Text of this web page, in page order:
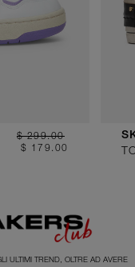
$ 299.00
$ 179.00
ULTIMI TREND, OLTRE AD AVERE